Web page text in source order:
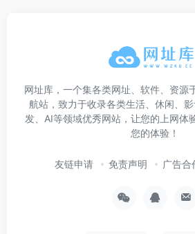
网址库，一个集各类网址、软件、资源
航站，致力于收录各类生活、休闲、
发、AI等领域优秀网站，让您的上网体
您的体验！
友链申请 免责声明 广告合